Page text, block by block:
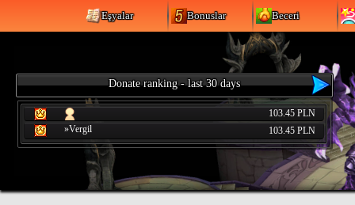
Eşyalar Bonuslar Beceri
Donate ranking - last 30 days
103.45 PLN
»Vergil
103.45 PLN